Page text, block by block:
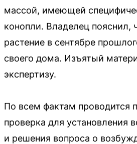
массой, имеющей
конопли. Владелец пояснил,
растение в сентябре
своего дома. Изъятый
экспертизу.
По всем фактам проводится
проверка для установления
и решения вопроса о